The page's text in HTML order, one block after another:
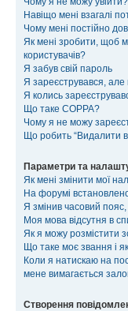
Навіщо мені взагалі
Чому мені постійно
Як мені зробити, щоб
користувачів?
Я забув свій пароль
Я зареєструвався,
Я колись
Що таке COPPA?
Чому я не можу
Що робить “Видалити
Параметри та
Як мені змінити мої
На форумі
Я змінив часовий
Моя мова відсутня в
Як я можу розмістити
Що таке моє звання і
Коли я натискаю на
мене вимагається
Створення